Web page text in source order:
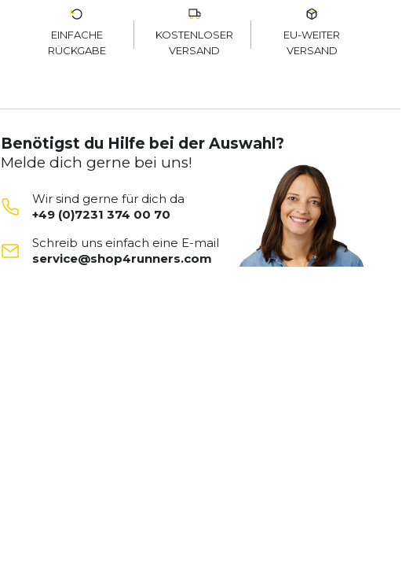
EINFACHE
RÜCKGABE
KOSTENLOSER
VERSAND
EU-WEITER
VERSAND
Benötigst du Hilfe bei der Auswahl?
Melde dich gerne bei uns!
Wir sind gerne für dich da
+49 (0)7231 374 00 70
Schreib uns einfach eine E-mail
service@shop4runners.com